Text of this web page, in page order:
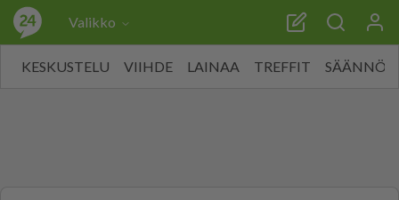
Valikko
KESKUSTELU VIIHDE LAINAA TREFFIT SÄÄNNÖT